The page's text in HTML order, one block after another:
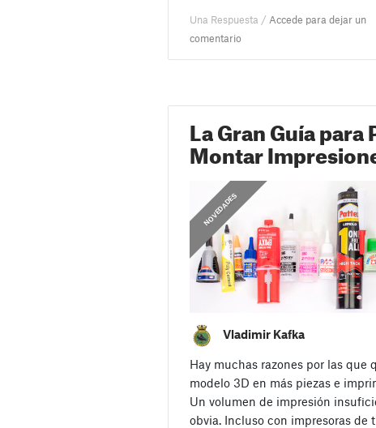
Una Respuesta /Accede para dejar un
comentario
La Gran Guía para
Montar
GUÍAS
NOVEDADES
Vladimir Kafka
Hay muchas razones por las que
modelo 3D en más piezas e
Un volumen de impresión
obvia. Incluso con impresoras de